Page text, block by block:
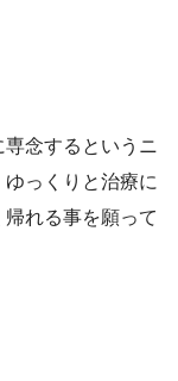
念するというニ
っくりと治療に
れる事を願って